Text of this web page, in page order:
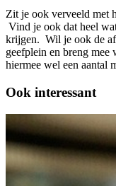
Zit je ook verveeld met
Vind je ook dat heel
krijgen. Wil je ook de
geefplein en breng
hiermee wel een aantal
Ook interessant